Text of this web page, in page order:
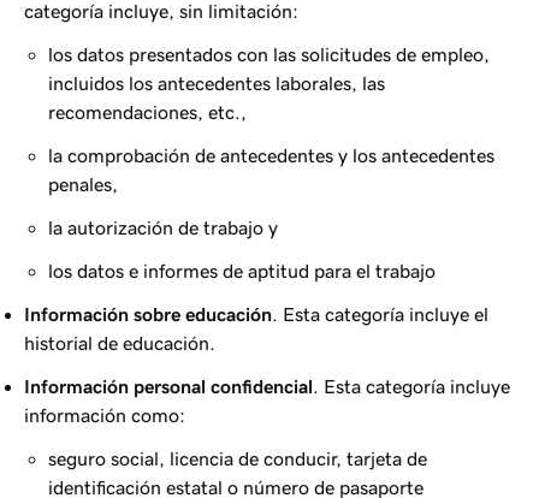
categoría incluye, sin limitación:
los datos presentados con las solicitudes de empleo,
incluidos los antecedentes laborales, las
recomendaciones, etc.,
la comprobación de antecedentes y los antecedentes
penales,
la autorización de trabajo y
los datos e informes de aptitud para el trabajo
Información sobre educación . Esta categoría incluye el
historial de educación.
Información personal confidencial . Esta categoría incluye
información como:
seguro social, licencia de conducir, tarjeta de
identificación estatal o número de pasaporte